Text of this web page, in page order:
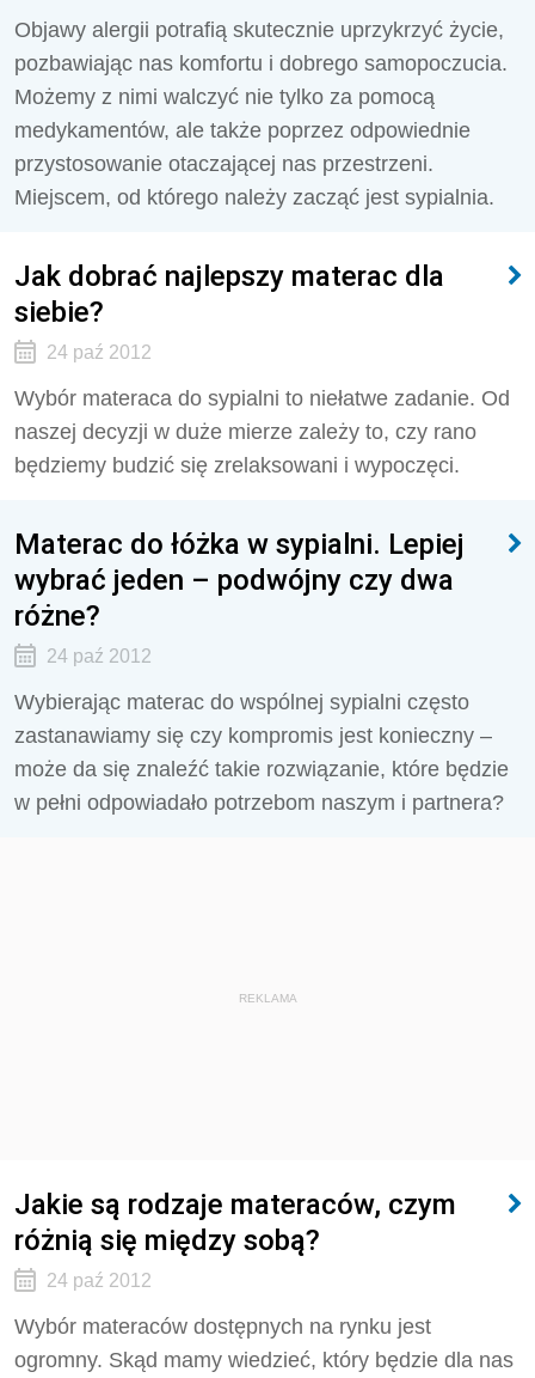
Objawy alergii potrafią skutecznie uprzykrzyć życie,
pozbawiając nas komfortu i dobrego samopoczucia.
Możemy z nimi walczyć nie tylko za pomocą
medykamentów, ale także poprzez odpowiednie
przystosowanie otaczającej nas przestrzeni.
Miejscem, od którego należy zacząć jest sypialnia.
Jak dobrać najlepszy materac dla
siebie?
24 paź 2012
Wybór materaca do sypialni to niełatwe zadanie. Od
naszej decyzji w duże mierze zależy to, czy rano
będziemy budzić się zrelaksowani i wypoczęci.
Materac do łóżka w sypialni. Lepiej
wybrać jeden – podwójny czy dwa
różne?
24 paź 2012
Wybierając materac do wspólnej sypialni często
zastanawiamy się czy kompromis jest konieczny –
może da się znaleźć takie rozwiązanie, które będzie
w pełni odpowiadało potrzebom naszym i partnera?
REKLAMA
Jakie są rodzaje materaców, czym
różnią się między sobą?
24 paź 2012
Wybór materaców dostępnych na rynku jest
ogromny. Skąd mamy wiedzieć, który będzie dla nas